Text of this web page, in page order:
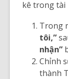
kê trong tài
Trong
tôi,”
nhận”
Chỉnh
thành